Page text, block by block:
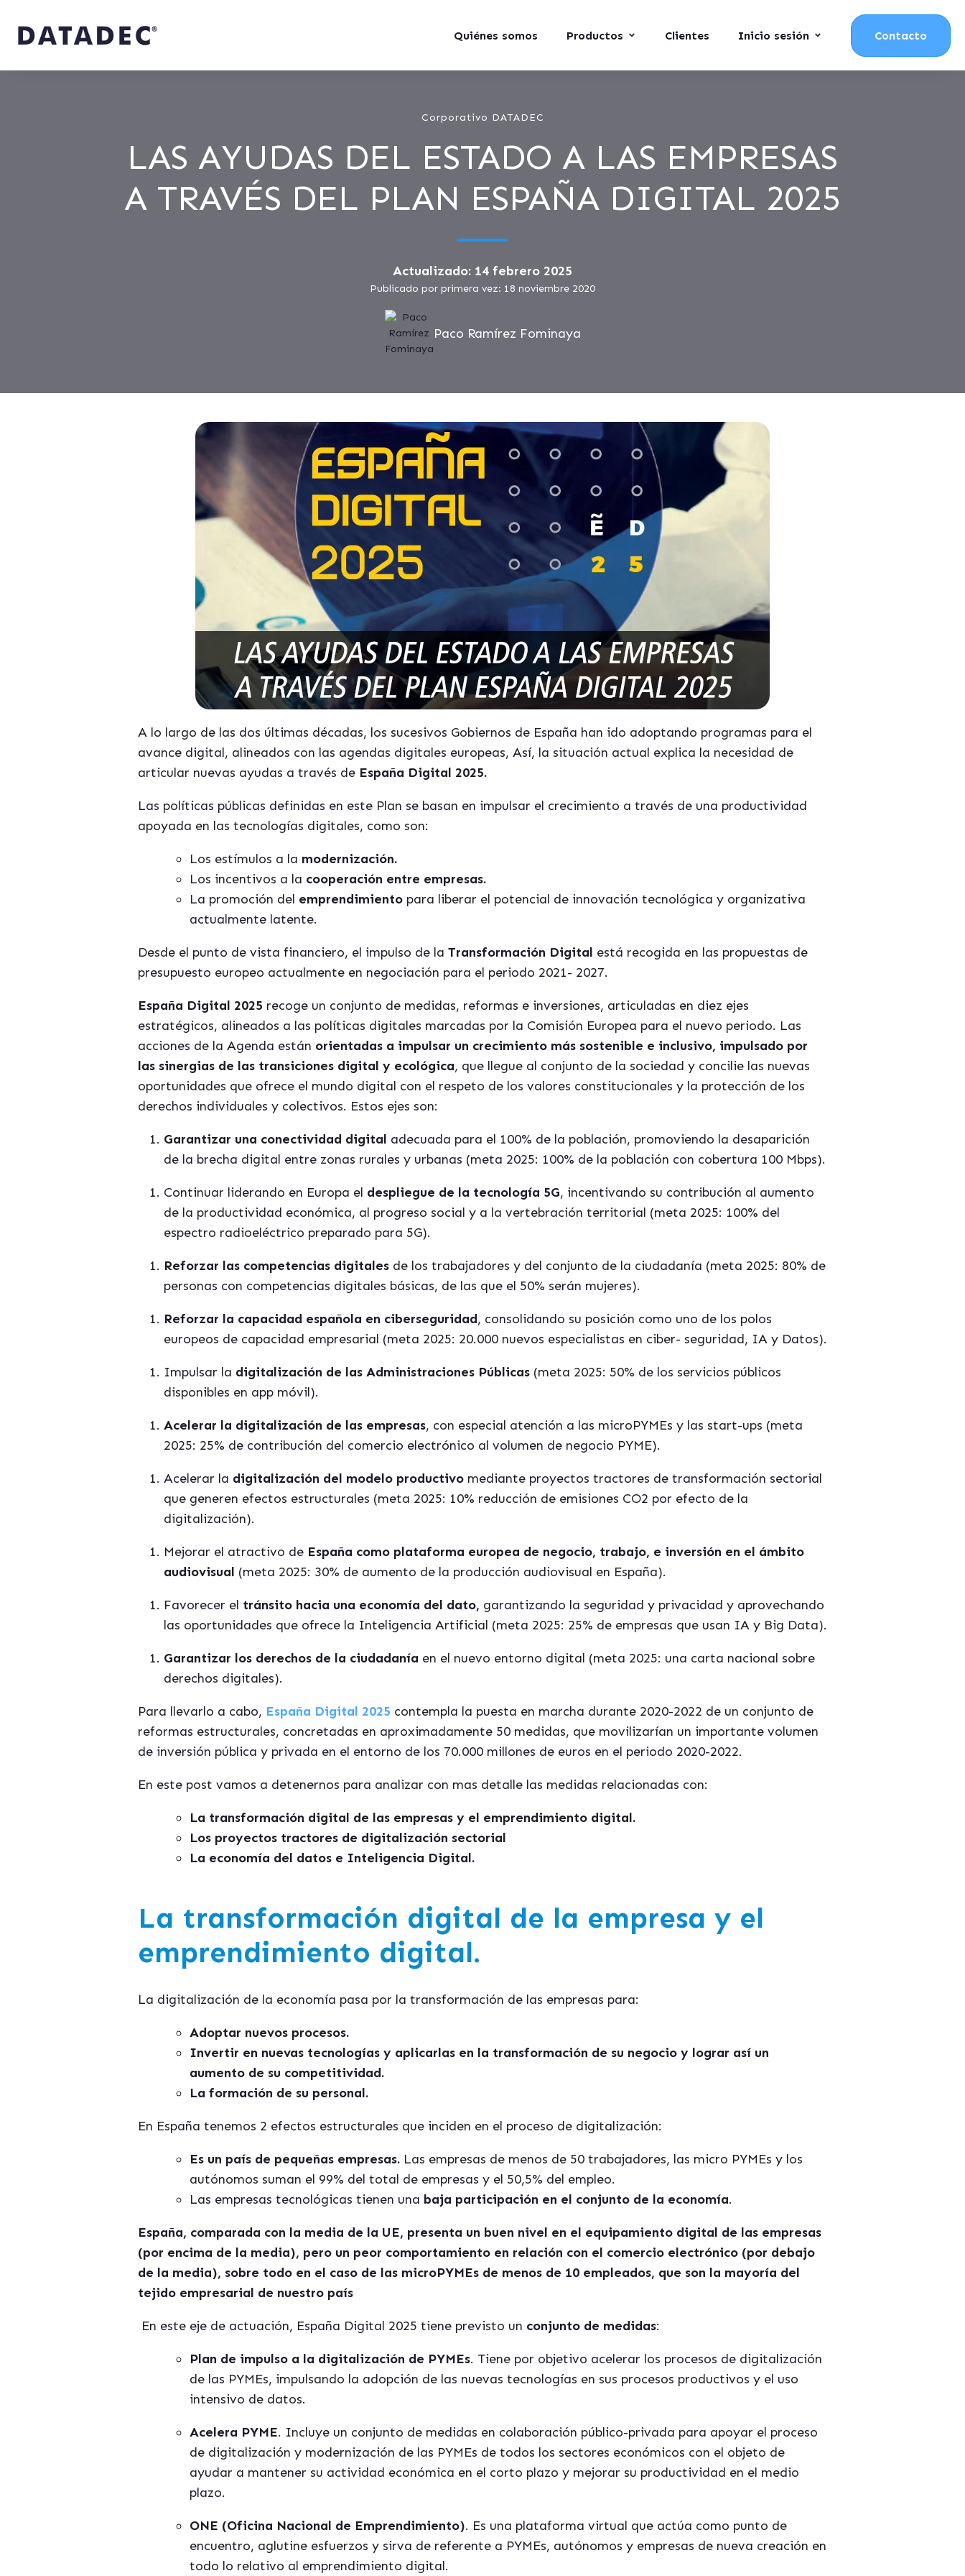
Quiénes somos Productos Clientes Inicio sesión Contacto
Corporativo DATADEC
LAS AYUDAS DEL ESTADO A LAS EMPRESAS
A TRAVÉS DEL PLAN ESPAÑA DIGITAL 2025
Actualizado: 14 febrero 2025
Publicado por primera vez: 18 noviembre 2020
Paco Ramírez Fominaya
A lo largo de las dos últimas décadas, los sucesivos Gobiernos de España han ido adoptando programas para el
avance digital, alineados con las agendas digitales europeas, Así, la situación actual explica la necesidad de
articular nuevas ayudas a través de España Digital 2025.
Las políticas públicas definidas en este Plan se basan en impulsar el crecimiento a través de una productividad
apoyada en las tecnologías digitales, como son:
Los estímulos a la modernización.
Los incentivos a la cooperación entre empresas.
La promoción del emprendimiento para liberar el potencial de innovación tecnológica y organizativa
actualmente latente.
Desde el punto de vista financiero, el impulso de la Transformación Digital está recogida en las propuestas de
presupuesto europeo actualmente en negociación para el periodo 2021- 2027.
España Digital 2025 recoge un conjunto de medidas, reformas e inversiones, articuladas en diez ejes
estratégicos, alineados a las políticas digitales marcadas por la Comisión Europea para el nuevo periodo. Las
acciones de la Agenda están orientadas a impulsar un crecimiento más sostenible e inclusivo, impulsado por
las sinergias de las transiciones digital y ecológica, que llegue al conjunto de la sociedad y concilie las nuevas
oportunidades que ofrece el mundo digital con el respeto de los valores constitucionales y la protección de los
derechos individuales y colectivos. Estos ejes son:
Garantizar una conectividad digital adecuada para el 100% de la población, promoviendo la desaparición
de la brecha digital entre zonas rurales y urbanas (meta 2025: 100% de la población con cobertura 100 Mbps).
Continuar liderando en Europa el despliegue de la tecnología 5G, incentivando su contribución al aumento
de la productividad económica, al progreso social y a la vertebración territorial (meta 2025: 100% del
espectro radioeléctrico preparado para 5G).
Reforzar las competencias digitales de los trabajadores y del conjunto de la ciudadanía (meta 2025: 80% de
personas con competencias digitales básicas, de las que el 50% serán mujeres).
Reforzar la capacidad española en ciberseguridad, consolidando su posición como uno de los polos
europeos de capacidad empresarial (meta 2025: 20.000 nuevos especialistas en ciber- seguridad, IA y Datos).
Impulsar la digitalización de las Administraciones Públicas (meta 2025: 50% de los servicios públicos
disponibles en app móvil).
Acelerar la digitalización de las empresas, con especial atención a las microPYMEs y las start-ups (meta
2025: 25% de contribución del comercio electrónico al volumen de negocio PYME).
Acelerar la digitalización del modelo productivo mediante proyectos tractores de transformación sectorial
que generen efectos estructurales (meta 2025: 10% reducción de emisiones CO2 por efecto de la
digitalización).
Mejorar el atractivo de España como plataforma europea de negocio, trabajo, e inversión en el ámbito
audiovisual (meta 2025: 30% de aumento de la producción audiovisual en España).
Favorecer el tránsito hacia una economía del dato, garantizando la seguridad y privacidad y aprovechando
las oportunidades que ofrece la Inteligencia Artificial (meta 2025: 25% de empresas que usan IA y Big Data).
Garantizar los derechos de la ciudadanía en el nuevo entorno digital (meta 2025: una carta nacional sobre
derechos digitales).
Para llevarlo a cabo, España Digital 2025 contempla la puesta en marcha durante 2020-2022 de un conjunto de
reformas estructurales, concretadas en aproximadamente 50 medidas, que movilizarían un importante volumen
de inversión pública y privada en el entorno de los 70.000 millones de euros en el periodo 2020-2022.
En este post vamos a detenernos para analizar con mas detalle las medidas relacionadas con:
La transformación digital de las empresas y el emprendimiento digital.
Los proyectos tractores de digitalización sectorial
La economía del datos e Inteligencia Digital.
La transformación digital de la empresa y el
emprendimiento digital.
La digitalización de la economía pasa por la transformación de las empresas para:
Adoptar nuevos procesos.
Invertir en nuevas tecnologías y aplicarlas en la transformación de su negocio y lograr así un
aumento de su competitividad.
La formación de su personal.
En España tenemos 2 efectos estructurales que inciden en el proceso de digitalización:
Es un país de pequeñas empresas. Las empresas de menos de 50 trabajadores, las micro PYMEs y los
autónomos suman el 99% del total de empresas y el 50,5% del empleo.
Las empresas tecnológicas tienen una baja participación en el conjunto de la economía.
España, comparada con la media de la UE, presenta un buen nivel en el equipamiento digital de las empresas
(por encima de la media), pero un peor comportamiento en relación con el comercio electrónico (por debajo
de la media), sobre todo en el caso de las microPYMEs de menos de 10 empleados, que son la mayoría del
tejido empresarial de nuestro país
En este eje de actuación, España Digital 2025 tiene previsto un conjunto de medidas:
Plan de impulso a la digitalización de PYMEs. Tiene por objetivo acelerar los procesos de digitalización
de las PYMEs, impulsando la adopción de las nuevas tecnologías en sus procesos productivos y el uso
intensivo de datos.
Acelera PYME. Incluye un conjunto de medidas en colaboración público-privada para apoyar el proceso
de digitalización y modernización de las PYMEs de todos los sectores económicos con el objeto de
ayudar a mantener su actividad económica en el corto plazo y mejorar su productividad en el medio
plazo.
ONE (Oficina Nacional de Emprendimiento). Es una plataforma virtual que actúa como punto de
encuentro, aglutine esfuerzos y sirva de referente a PYMEs, autónomos y empresas de nueva creación en
todo lo relativo al emprendimiento digital.